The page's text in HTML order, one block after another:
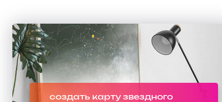
создать карту звездного